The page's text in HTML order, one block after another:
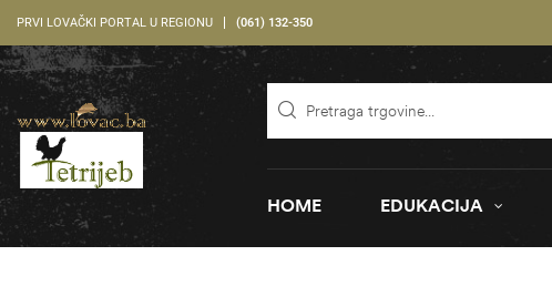
PRVI LOVAČKI PORTAL U REGIONU (061) 132-350
HOME EDUKACIJA